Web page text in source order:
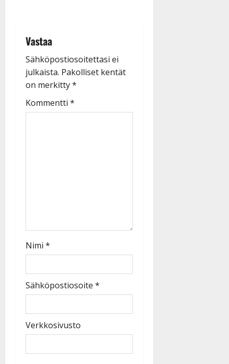
Vastaa
Sähköpostiosoitettasi ei
julkaista. Pakolliset kentät
on merkitty*
Kommentti *
Nimi *
Sähköpostiosoite *
Verkkosivusto